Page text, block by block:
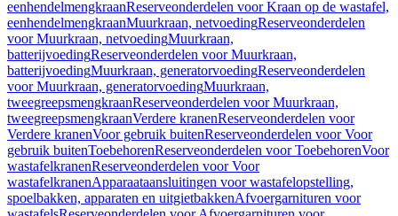
eenhendelmengkraanReserveonderdelen voor Kraan op de wastafel,
eenhendelmengkraanMuurkraan, netvoedingReserveonderdelen
voor Muurkraan, netvoedingMuurkraan,
batterijvoedingReserveonderdelen voor Muurkraan,
batterijvoedingMuurkraan, generatorvoedingReserveonderdelen
voor Muurkraan, generatorvoedingMuurkraan,
tweegreepsmengkraanReserveonderdelen voor Muurkraan,
tweegreepsmengkraanVerdere kranenReserveonderdelen voor
Verdere kranenVoor gebruik buitenReserveonderdelen voor Voor
gebruik buitenToebehorenReserveonderdelen voor ToebehorenVoor
wastafelkranenReserveonderdelen voor Voor
wastafelkranenApparaataansluitingen voor wastafelopstelling,
spoelbakken, apparaten en uitgietbakkenAfvoergarnituren voor